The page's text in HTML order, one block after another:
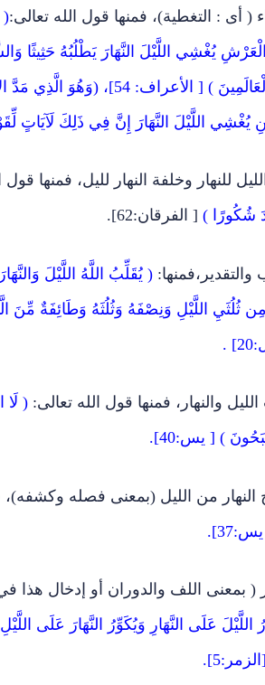
( أى : التغطية)، فمنها قول الله تعالى:(
يُغْشِي اللَّيْلَ النَّهَارَ يَطْلُبُهُ حَثِيثًا
الْخَلْقُ وَالأَمْرُ تَبَارَكَ اللّهُ رَبُّ
يُغْشِي اللَّيْلَ النَّهَارَ إِنَّ فِي ذَلِكَ لَآيَاتٍ
للنهار وخلفة النهار لليل، فمنها قول
شُكُورًا ) [ الفرقان:62].
ثُلُثَيِ اللَّيْلِ وَنِصْفَهُ وَثُلُثَهُ وَطَائِفَةٌ مِّنَ
.
والنهار، فمنها قول الله تعالى: ( لَا
) [ يس:40].
النهار من الليل (بمعنى فصله وكشفه)،
( بمعنى اللف والدوران أو إدخال هذا
اللَّيْلَ عَلَى النَّهَارِ وَيُكَوِّرُ النَّهَارَ عَلَى